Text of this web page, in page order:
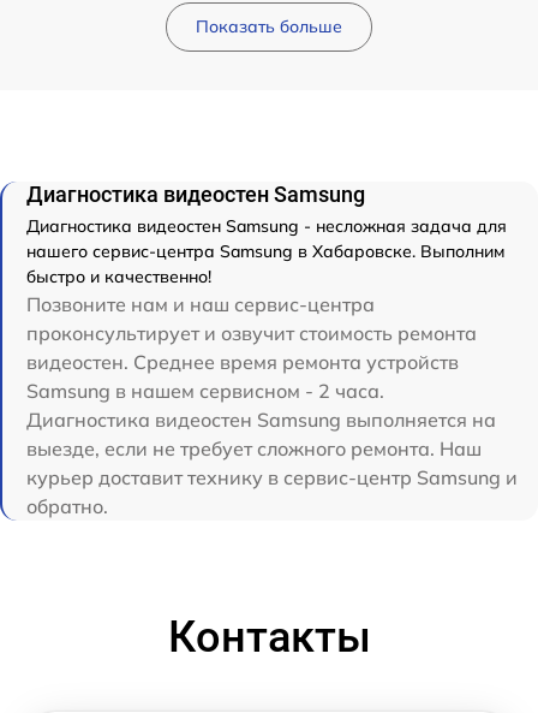
Показать больше
Диагностика видеостен Samsung
Диагностика видеостен Samsung - несложная задача для
нашего сервис-центра Samsung в Хабаровске. Выполним
быстро и качественно!
Позвоните нам и наш сервис-центра
проконсультирует и озвучит стоимость ремонта
видеостен. Среднее время ремонта устройств
Samsung в нашем сервисном - 2 часа.
Диагностика видеостен Samsung выполняется на
выезде, если не требует сложного ремонта. Наш
курьер доставит технику в сервис-центр Samsung и
обратно.
Контакты